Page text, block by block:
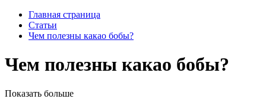
Главная страница
Статьи
Чем полезны какао бобы?
Чем полезны какао бобы?
Показать больше